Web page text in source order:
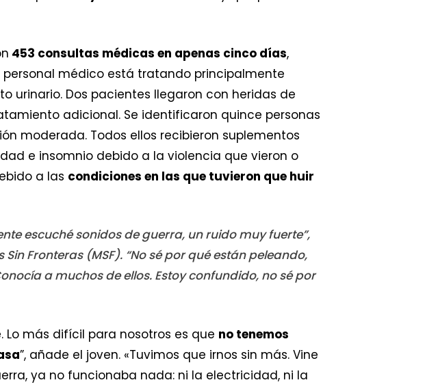
453 consultas médicas en apenas cinco días,
personal médico está tratando principalmente
urinario. Dos pacientes llegaron con heridas de
adicional. Se identificaron quince personas
moderada. Todos ellos recibieron suplementos
e insomnio debido a la violencia que vieron o
a las condiciones en las que tuvieron que huir
escuché sonidos de guerra, un ruido muy fuerte”,
Fronteras (MSF). “No sé por qué están peleando,
a muchos de ellos. Estoy confundido, no sé por
Lo más difícil para nosotros es que no tenemos
”, añade el joven. «Tuvimos que irnos sin más. Vine
ya no funcionaba nada: ni la electricidad, ni la